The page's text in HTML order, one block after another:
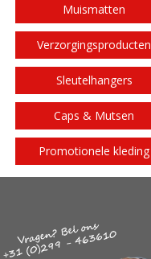
Muismatten
Verzorgingsproducten
Sleutelhangers
Caps & Mutsen
Promotionele kleding